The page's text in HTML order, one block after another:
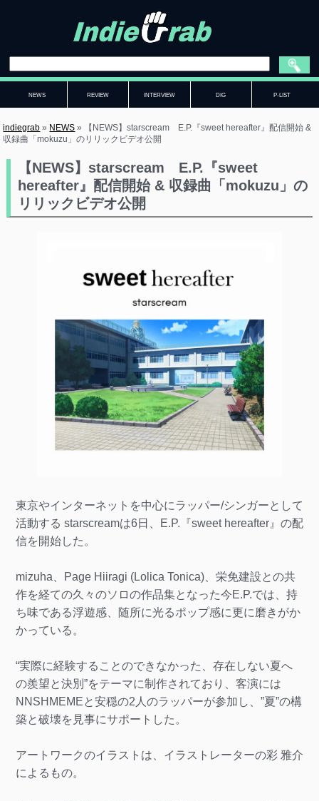
NEWS REVIEW INTERVIEW DIG P-LIST
indiegrab » NEWS »
【NEWS】starscream E.P.『sweet hereafter』配信開始 &
収録曲「mokuzu」のリリックビデオ公開
【NEWS】starscream E.P.『sweet
hereafter』配信開始 & 収録曲「mokuzu」の
リリックビデオ公開
東京やインターネットを中心にラッパー/シンガーとして
活動する starscreamは6日、E.P.『sweet hereafter』の配
信を開始した。
mizuha、Page Hiiragi (Lolica Tonica)、栄免建設との共
作を経ての久々のソロの作品集となった今E.P.では、持
ち味である浮遊感、随所に光るポップ感に更に磨きがか
かっている。
“実際に経験することのできなかった、存在しない夏へ
の羨望と決別”をテーマに制作されており、客演には
NNSHMEMEと安穏の2人のラッパーが参加し、”夏”の構
築と破壊を見事にサポートした。
アートワークのイラストは、イラストレーターの彩 雅介
によるもの。